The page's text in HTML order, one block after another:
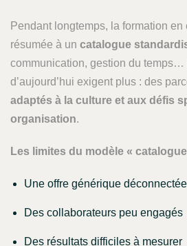
Pendant longtemps, la formation en
résumée à un catalogue
communication, gestion du temps…
d’aujourd’hui exigent plus : des
adaptés à la culture et aux défis
organisation.
Les limites du modèle «
Une offre générique
Des collaborateurs peu engagés
Des résultats difficiles à mesurer